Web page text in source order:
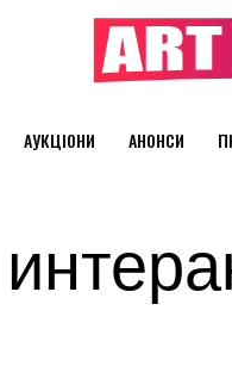
АУКЦІОНИ АНОНСИ